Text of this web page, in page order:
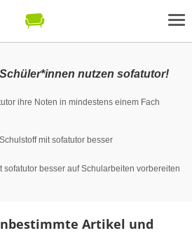
nutzen sofatutor!
ihre Noten in mindestens einem Fach
mit sofatutor besser
sofatutor besser auf Schularbeiten vorbereiten
Artikel und